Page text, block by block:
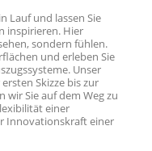
Lauf und lassen Sie
inspirieren. Hier
sondern fühlen.
und erleben Sie
Unser
Skizze bis zur
Sie auf dem Weg zu
einer
Innovationskraft einer